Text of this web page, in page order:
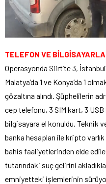
TELEFON VE
Operasyonda Siirt’te 3,
Malatya’da 1 ve Konya’da 1
gözaltına alındı. Şüphelilerin
cep telefonu, 3 SIM kart, 3
bilgisayara el konuldu. Teknik
banka hesapları ile kripto varlık
bahis faaliyetlerinden elde
tutarındaki suç gelirini
emniyetteki işlemlerinin